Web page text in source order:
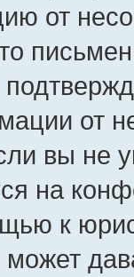
от
от
вы не
на
к
может